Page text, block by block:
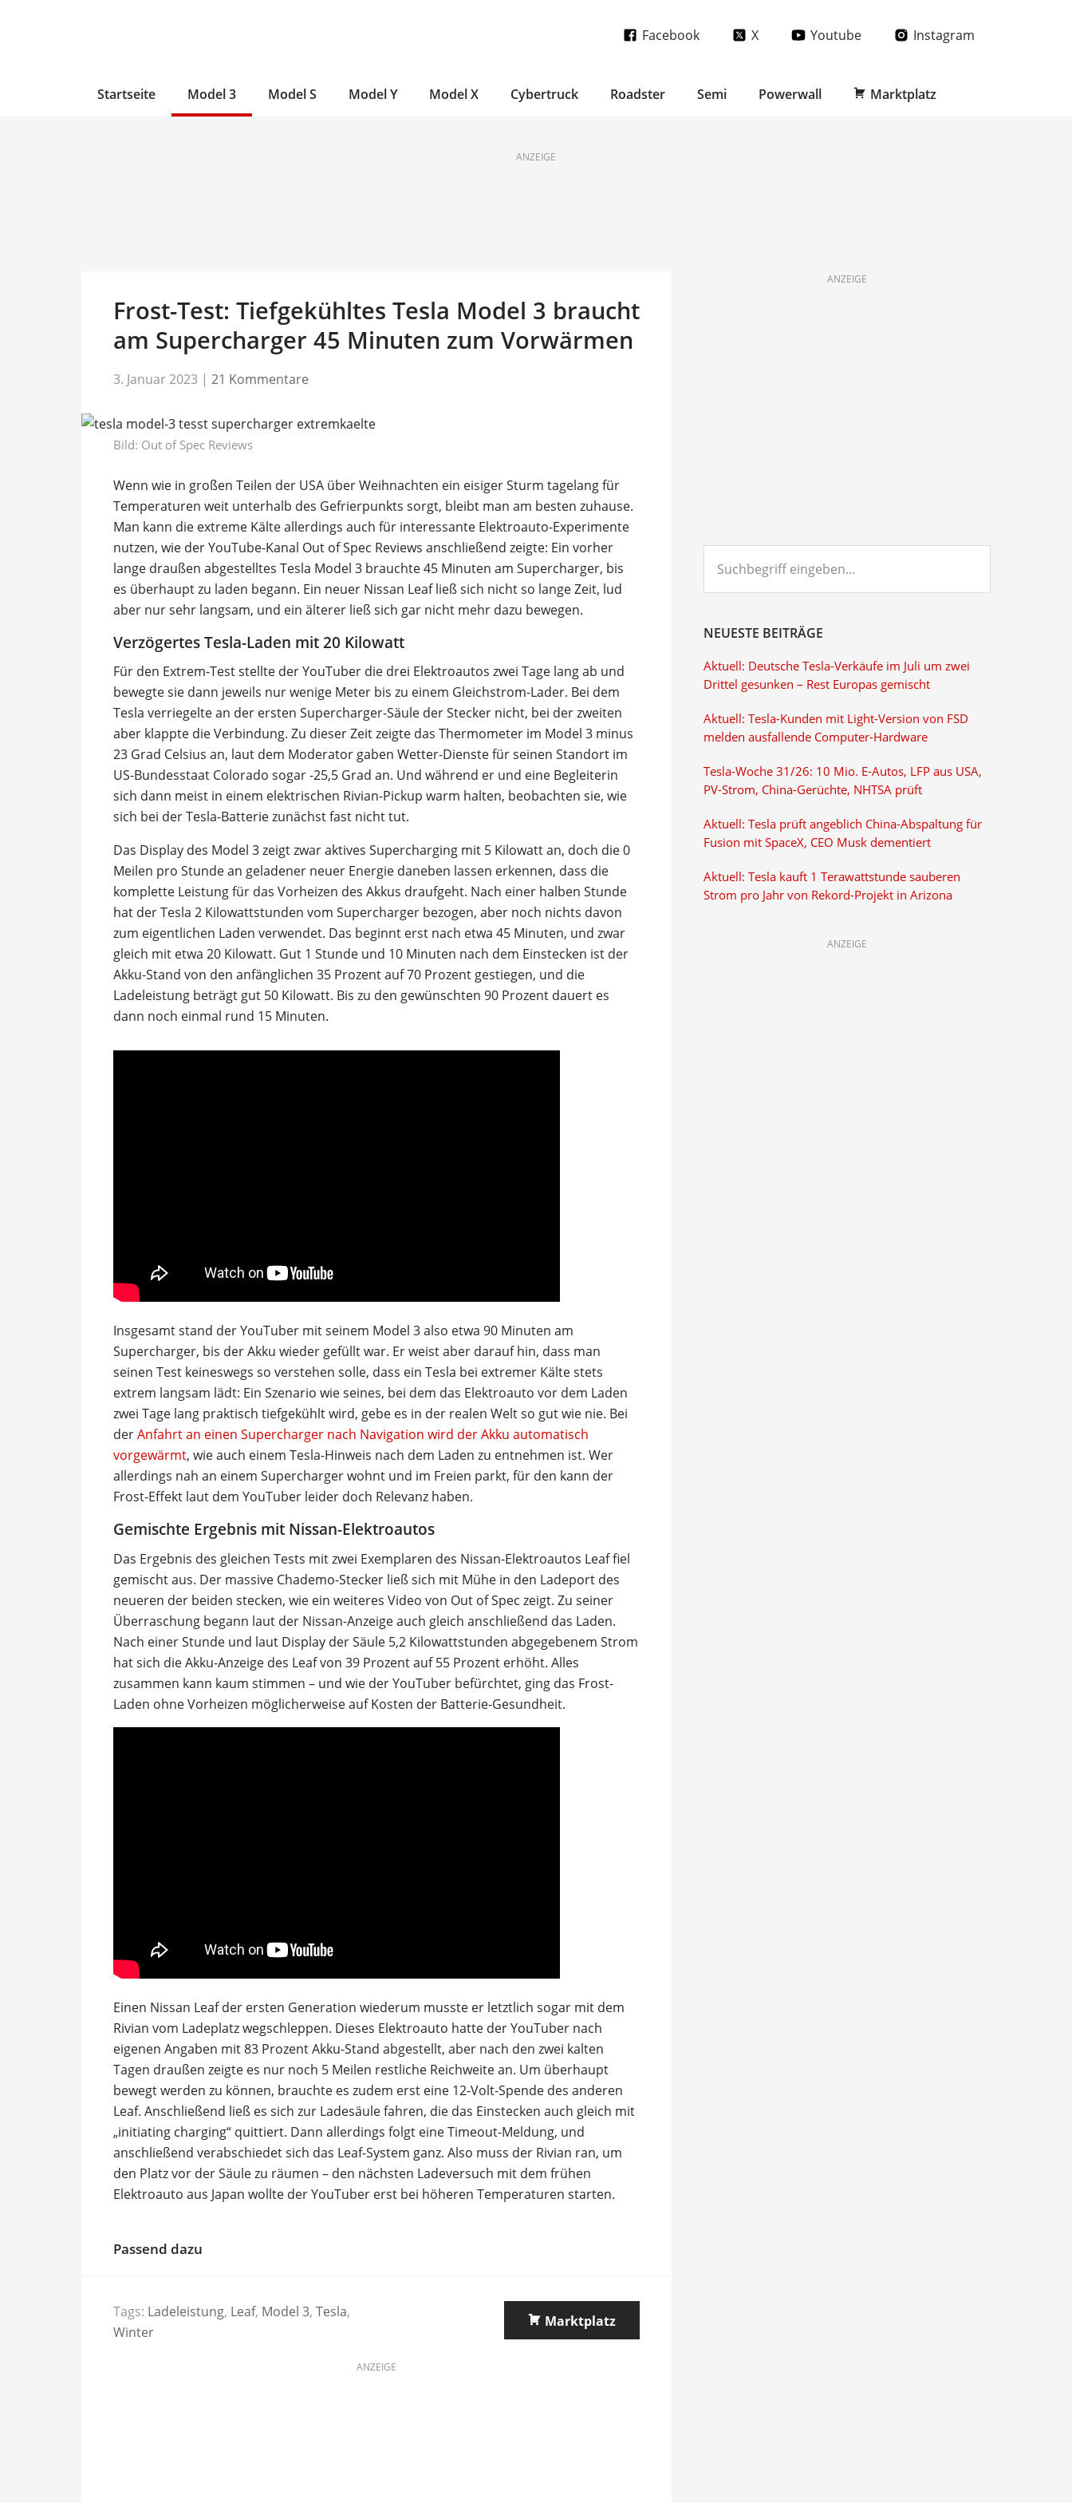
Facebook X Youtube Instagram
Startseite Model 3 Model S Model Y Model X Cybertruck Roadster Semi Powerwall Marktplatz
ANZEIGE
Frost-Test: Tiefgekühltes Tesla Model 3 braucht
am Supercharger 45 Minuten zum Vorwärmen
3. Januar 2023 | 21 Kommentare
Bild: Out of Spec Reviews
Wenn wie in großen Teilen der USA über Weihnachten ein eisiger Sturm tagelang für
Temperaturen weit unterhalb des Gefrierpunkts sorgt, bleibt man am besten zuhause.
Man kann die extreme Kälte allerdings auch für interessante Elektroauto-Experimente
nutzen, wie der YouTube-Kanal Out of Spec Reviews anschließend zeigte: Ein vorher
lange draußen abgestelltes Tesla Model 3 brauchte 45 Minuten am Supercharger, bis
es überhaupt zu laden begann. Ein neuer Nissan Leaf ließ sich nicht so lange Zeit, lud
aber nur sehr langsam, und ein älterer ließ sich gar nicht mehr dazu bewegen.
Verzögertes Tesla-Laden mit 20 Kilowatt
Für den Extrem-Test stellte der YouTuber die drei Elektroautos zwei Tage lang ab und
bewegte sie dann jeweils nur wenige Meter bis zu einem Gleichstrom-Lader. Bei dem
Tesla verriegelte an der ersten Supercharger-Säule der Stecker nicht, bei der zweiten
aber klappte die Verbindung. Zu dieser Zeit zeigte das Thermometer im Model 3 minus
23 Grad Celsius an, laut dem Moderator gaben Wetter-Dienste für seinen Standort im
US-Bundesstaat Colorado sogar -25,5 Grad an. Und während er und eine Begleiterin
sich dann meist in einem elektrischen Rivian-Pickup warm halten, beobachten sie, wie
sich bei der Tesla-Batterie zunächst fast nicht tut.
Das Display des Model 3 zeigt zwar aktives Supercharging mit 5 Kilowatt an, doch die 0
Meilen pro Stunde an geladener neuer Energie daneben lassen erkennen, dass die
komplette Leistung für das Vorheizen des Akkus draufgeht. Nach einer halben Stunde
hat der Tesla 2 Kilowattstunden vom Supercharger bezogen, aber noch nichts davon
zum eigentlichen Laden verwendet. Das beginnt erst nach etwa 45 Minuten, und zwar
gleich mit etwa 20 Kilowatt. Gut 1 Stunde und 10 Minuten nach dem Einstecken ist der
Akku-Stand von den anfänglichen 35 Prozent auf 70 Prozent gestiegen, und die
Ladeleistung beträgt gut 50 Kilowatt. Bis zu den gewünschten 90 Prozent dauert es
dann noch einmal rund 15 Minuten.
Insgesamt stand der YouTuber mit seinem Model 3 also etwa 90 Minuten am
Supercharger, bis der Akku wieder gefüllt war. Er weist aber darauf hin, dass man
seinen Test keineswegs so verstehen solle, dass ein Tesla bei extremer Kälte stets
extrem langsam lädt: Ein Szenario wie seines, bei dem das Elektroauto vor dem Laden
zwei Tage lang praktisch tiefgekühlt wird, gebe es in der realen Welt so gut wie nie. Bei
derAnfahrt an einen Supercharger nach Navigation wird der Akku automatisch
vorgewärmt, wie auch einem Tesla-Hinweis nach dem Laden zu entnehmen ist. Wer
allerdings nah an einem Supercharger wohnt und im Freien parkt, für den kann der
Frost-Effekt laut dem YouTuber leider doch Relevanz haben.
Gemischte Ergebnis mit Nissan-Elektroautos
Das Ergebnis des gleichen Tests mit zwei Exemplaren des Nissan-Elektroautos Leaf fiel
gemischt aus. Der massive Chademo-Stecker ließ sich mit Mühe in den Ladeport des
neueren der beiden stecken, wie ein weiteres Video von Out of Spec zeigt. Zu seiner
Überraschung begann laut der Nissan-Anzeige auch gleich anschließend das Laden.
Nach einer Stunde und laut Display der Säule 5,2 Kilowattstunden abgegebenem Strom
hat sich die Akku-Anzeige des Leaf von 39 Prozent auf 55 Prozent erhöht. Alles
zusammen kann kaum stimmen – und wie der YouTuber befürchtet, ging das Frost-
Laden ohne Vorheizen möglicherweise auf Kosten der Batterie-Gesundheit.
Einen Nissan Leaf der ersten Generation wiederum musste er letztlich sogar mit dem
Rivian vom Ladeplatz wegschleppen. Dieses Elektroauto hatte der YouTuber nach
eigenen Angaben mit 83 Prozent Akku-Stand abgestellt, aber nach den zwei kalten
Tagen draußen zeigte es nur noch 5 Meilen restliche Reichweite an. Um überhaupt
bewegt werden zu können, brauchte es zudem erst eine 12-Volt-Spende des anderen
Leaf. Anschließend ließ es sich zur Ladesäule fahren, die das Einstecken auch gleich mit
„initiating charging“ quittiert. Dann allerdings folgt eine Timeout-Meldung, und
anschließend verabschiedet sich das Leaf-System ganz. Also muss der Rivian ran, um
den Platz vor der Säule zu räumen – den nächsten Ladeversuch mit dem frühen
Elektroauto aus Japan wollte der YouTuber erst bei höheren Temperaturen starten.
Passend dazu
Tags: Ladeleistung, Leaf, Model 3, Tesla,
Winter
Marktplatz
ANZEIGE
ANZEIGE
eingeben...
NEUESTE BEITRÄGE
Aktuell: Deutsche Tesla-Verkäufe im Juli um zwei
Drittel gesunken – Rest Europas gemischt
Aktuell: Tesla-Kunden mit Light-Version von FSD
melden ausfallende Computer-Hardware
Tesla-Woche 31/26: 10 Mio. E-Autos, LFP aus USA,
PV-Strom, China-Gerüchte, NHTSA prüft
Aktuell: Tesla prüft angeblich China-Abspaltung für
Fusion mit SpaceX, CEO Musk dementiert
Aktuell: Tesla kauft 1 Terawattstunde sauberen
Strom pro Jahr von Rekord-Projekt in Arizona
ANZEIGE